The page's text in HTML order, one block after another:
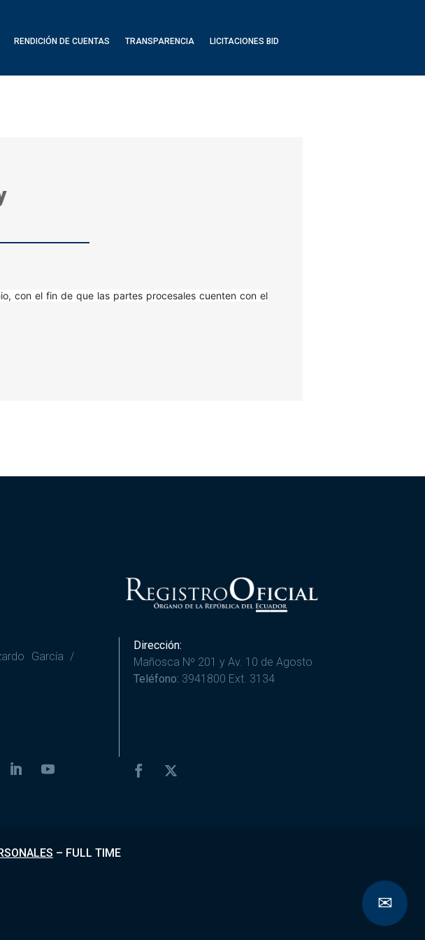
RENDICIÓN DE CUENTAS TRANSPARENCIA LICITACIONES BID
con el fin de que las partes procesales cuenten con el
García /
Dirección:
Mañosca Nº 201 y Av. 10 de Agosto
Teléfono: 3941800 Ext. 3134
– FULL TIME
✉